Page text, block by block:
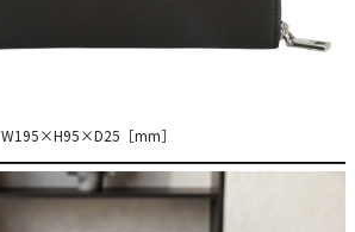
W195×H95×D25［mm］